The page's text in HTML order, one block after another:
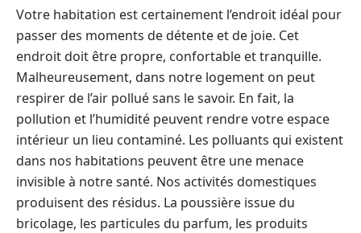
Votre habitation est certainement l’endroit idéal pour
passer des moments de détente et de joie. Cet
endroit doit être propre, confortable et tranquille.
Malheureusement, dans notre logement on peut
respirer de l’air pollué sans le savoir. En fait, la
pollution et l’humidité peuvent rendre votre espace
intérieur un lieu contaminé. Les polluants qui existent
dans nos habitations peuvent être une menace
invisible à notre santé. Nos activités domestiques
produisent des résidus. La poussière issue du
bricolage, les particules du parfum, les produits